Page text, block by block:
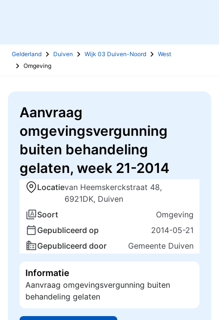
Gelderland Duiven Wijk 03 Duiven-Noord
West
Omgeving
Aanvraag
omgevingsvergunning
buiten behandeling
gelaten, week 21-2014
Locatievan Heemskerckstraat 48,
6921DK, Duiven
Soort
Omgeving
Gepubliceerd op
2014-05-21
Gepubliceerd door
Gemeente Duiven
Informatie
Aanvraag omgevingsvergunning buiten
behandeling gelaten